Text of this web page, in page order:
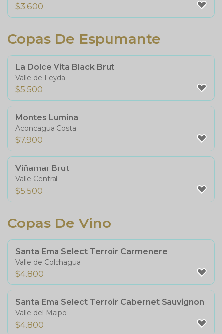
$3.600
Copas De Espumante
La Dolce Vita Black Brut
Valle de Leyda
$5.500
Montes Lumina
Aconcagua Costa
$7.900
Viñamar Brut
Valle Central
$5.500
Copas De Vino
Santa Ema Select Terroir Carmenere
Valle de Colchagua
$4.800
Santa Ema Select Terroir Cabernet Sauvignon
Valle del Maipo
$4.800